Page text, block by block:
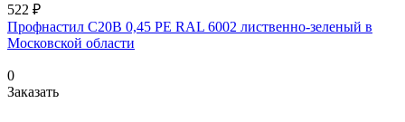
522 ₽
Профнастил С20В 0,45 PE RAL 6002 лиственно-зеленый в
Московской области
0
Заказать